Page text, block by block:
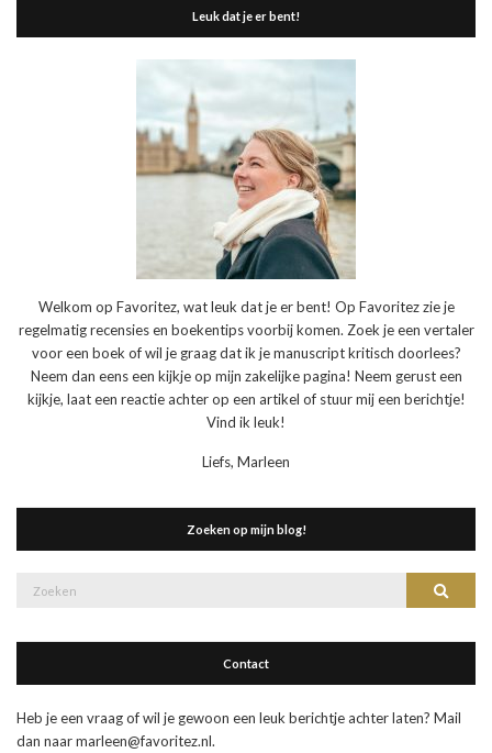
Leuk dat je er bent!
Welkom op Favoritez, wat leuk dat je er bent! Op Favoritez zie je
regelmatig recensies en boekentips voorbij komen. Zoek je een vertaler
voor een boek of wil je graag dat ik je manuscript kritisch doorlees?
Neem dan eens een kijkje op mijn zakelijke pagina! Neem gerust een
kijkje, laat een reactie achter op een artikel of stuur mij een berichtje!
Vind ik leuk!
Liefs, Marleen
Zoeken op mijn blog!
Contact
Heb je een vraag of wil je gewoon een leuk berichtje achter laten? Mail
dan naar marleen@favoritez.nl.